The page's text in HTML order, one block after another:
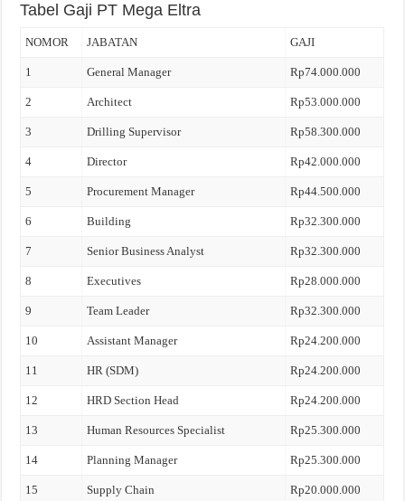
Tabel Gaji PT Mega Eltra
NOMOR JABATAN GAJI
1 General Manager Rp74.000.000
2 Architect Rp53.000.000
3 Drilling Supervisor Rp58.300.000
4 Director Rp42.000.000
5 Procurement Manager Rp44.500.000
6 Building Rp32.300.000
7 Senior Business Analyst Rp32.300.000
8 Executives Rp28.000.000
9 Team Leader Rp32.300.000
10 Assistant Manager Rp24.200.000
11 HR (SDM) Rp24.200.000
12 HRD Section Head Rp24.200.000
13 Human Resources Specialist Rp25.300.000
14 Planning Manager Rp25.300.000
15 Supply Chain Rp20.000.000